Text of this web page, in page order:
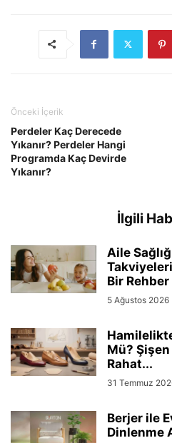
Önceki İçerik
Perdeler Kaç Derecede
Yıkanır? Perdeler Hangi
Programda Kaç Devirde
Yıkanır?
İlgili
Aile
Bir Rehber
5 Ağustos 2026
Mü? Şişen
Rahat...
31 Temmuz
Berjer ile
Dinlenme